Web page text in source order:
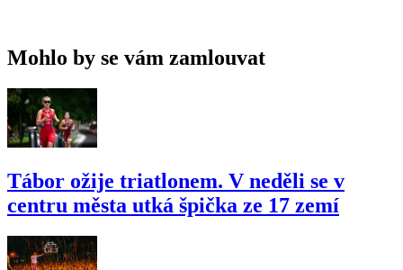
Mohlo by se vám zamlouvat
Tábor ožije triatlonem. V neděli se v
centru města utká špička ze 17 zemí